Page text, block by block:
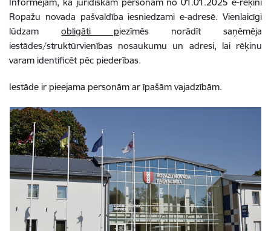
Ropažu novada pašvaldība iesniedzami e-adresē. Vienlaicīgi
lūdzamobligāti piezīmēs norādīt saņēmēja
iestādes/struktūrvienības nosaukumu un adresi, lai rēķinu
varam identificēt pēc piederības.
Iestāde ir pieejama personām ar īpašām vajadzībām.